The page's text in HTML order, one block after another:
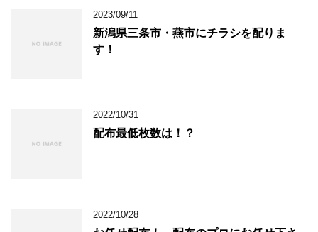
2023/09/11
新潟県三条市・燕市にチラシを配りま
す！
2022/10/31
配布最低枚数は！？
2022/10/28